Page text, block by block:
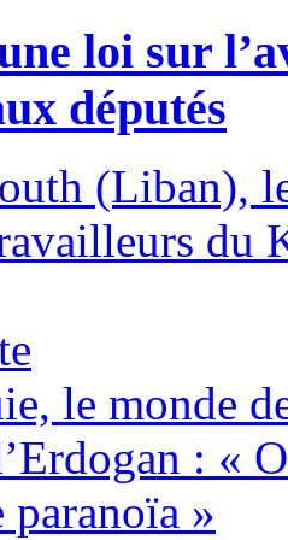
loi sur
députés
(Liban),
du